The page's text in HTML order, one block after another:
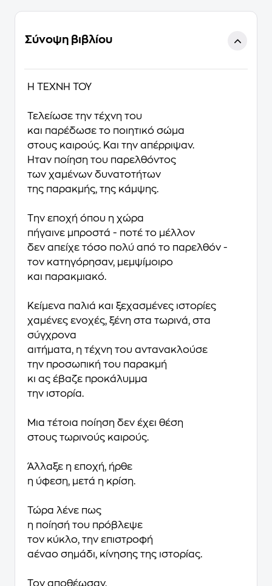
Σύνοψη βιβλίου
Η ΤΕΧΝΗ ΤΟΥ
Τελείωσε την τέχνη του
και παρέδωσε το ποιητικό σώμα
στους καιρούς. Και την απέρριψαν.
Ήταν ποίηση του παρελθόντος
των χαμένων δυνατοτήτων
της παρακμής, της κάμψης.
Την εποχή όπου η χώρα
πήγαινε μπροστά - ποτέ το μέλλον
δεν απείχε τόσο πολύ από το παρελθόν -
τον κατηγόρησαν, μεμψίμοιρο
και παρακμιακό.
Κείμενα παλιά και ξεχασμένες ιστορίες
χαμένες ενοχές, ξένη στα τωρινά, στα
σύγχρονα
αιτήματα, η τέχνη του αντανακλούσε
την προσωπική του παρακμή
κι ας έβαζε προκάλυμμα
την ιστορία.
Μια τέτοια ποίηση δεν έχει θέση
στους τωρινούς καιρούς.
Άλλαξε η εποχή, ήρθε
η ύφεση, μετά η κρίση.
Τώρα λένε πως
η ποίησή του πρόβλεψε
τον κύκλο, την επιστροφή
αέναο σημάδι, κίνησης της ιστορίας.
Τον αποθέωσαν.